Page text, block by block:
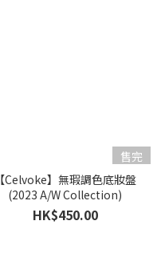
售完
【Celvoke】無瑕調色底妝盤
(2023 A/W Collection)
HK$450.00